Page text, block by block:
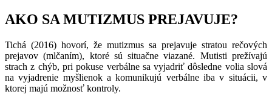
AKO SA MUTIZMUS PREJAVUJE?
Tichá (2016) hovorí, že mutizmus sa prejavuje stratou rečových
prejavov (mlčaním), ktoré sú situačne viazané. Mutisti prežívajú
strach z chýb, pri pokuse verbálne sa vyjadriť dôsledne volia slová
na vyjadrenie myšlienok a komunikujú verbálne iba v situácii, v
ktorej majú možnosť kontroly.